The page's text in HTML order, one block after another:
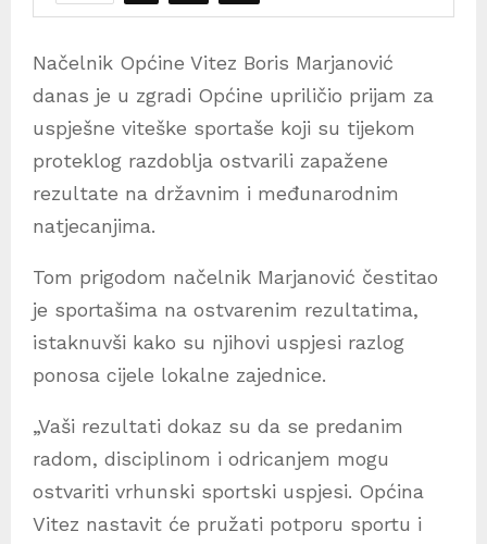
Načelnik Općine Vitez Boris Marjanović
danas je u zgradi Općine upriličio prijam za
uspješne viteške sportaše koji su tijekom
proteklog razdoblja ostvarili zapažene
rezultate na državnim i međunarodnim
natjecanjima.
Tom prigodom načelnik Marjanović čestitao
je sportašima na ostvarenim rezultatima,
istaknuvši kako su njihovi uspjesi razlog
ponosa cijele lokalne zajednice.
„Vaši rezultati dokaz su da se predanim
radom, disciplinom i odricanjem mogu
ostvariti vrhunski sportski uspjesi. Općina
Vitez nastavit će pružati potporu sportu i